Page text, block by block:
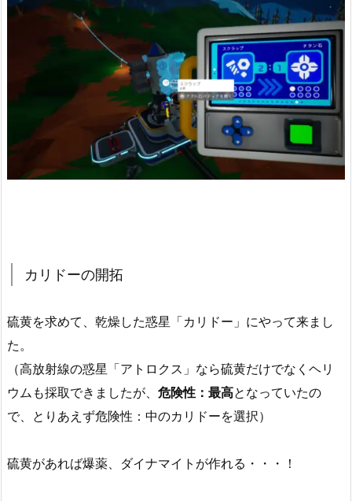
カリドーの開拓
硫黄を求めて、乾燥した惑星「カリドー」にやって来まし
た。
（高放射線の惑星「アトロクス」なら硫黄だけでなくヘリ
ウムも採取できましたが、 危険性：最高となっていたの
で、とりあえず危険性：中のカリドーを選択）
硫黄があれば爆薬、ダイナマイトが作れる・・・！